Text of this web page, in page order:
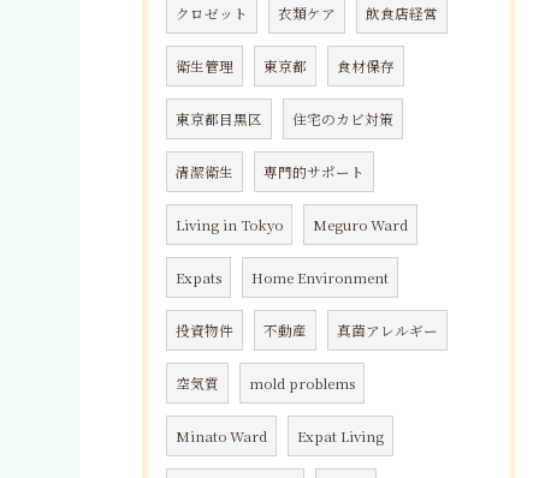
クロゼット 衣類ケア 飲食店経営
衛生管理 東京都 食材保存
東京都目黒区 住宅のカビ対策
清潔衛生 専門的サポート
Living in Tokyo Meguro Ward
Expats Home Environment
投資物件 不動産 真菌アレルギー
空気質 mold problems
Minato Ward Expat Living